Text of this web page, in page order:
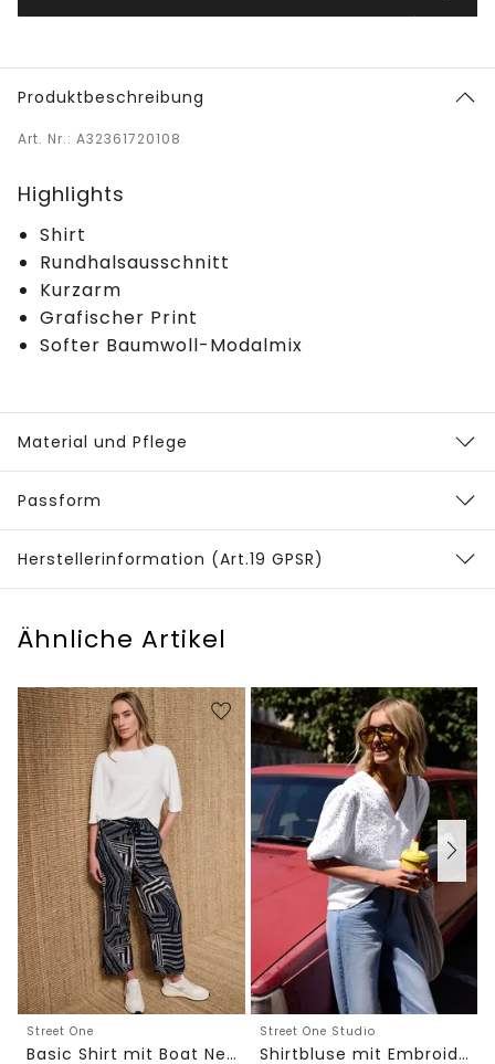
Produktbeschreibung
Art. Nr.: A32361720108
Highlights
Shirt
Rundhalsausschnitt
Kurzarm
Grafischer Print
Softer Baumwoll-Modalmix
Material und Pflege
Passform
Herstellerinformation (Art.19 GPSR)
Ähnliche Artikel
Street One
Basic Shirt mit Boat Neck und Elastikbund
Street One Studio
Shirtbluse mit Embroidery-Front